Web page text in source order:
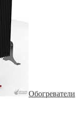
Обогреватели